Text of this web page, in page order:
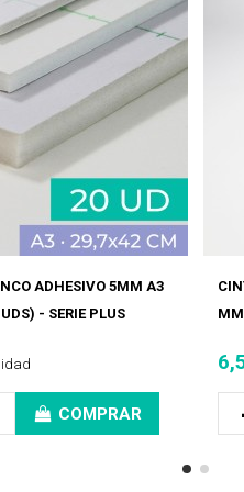
ADHESIVO 5MM A3
- SERIE PLUS
COMPRAR